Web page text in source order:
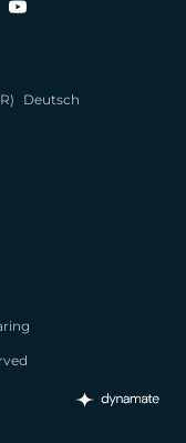
Deutsch